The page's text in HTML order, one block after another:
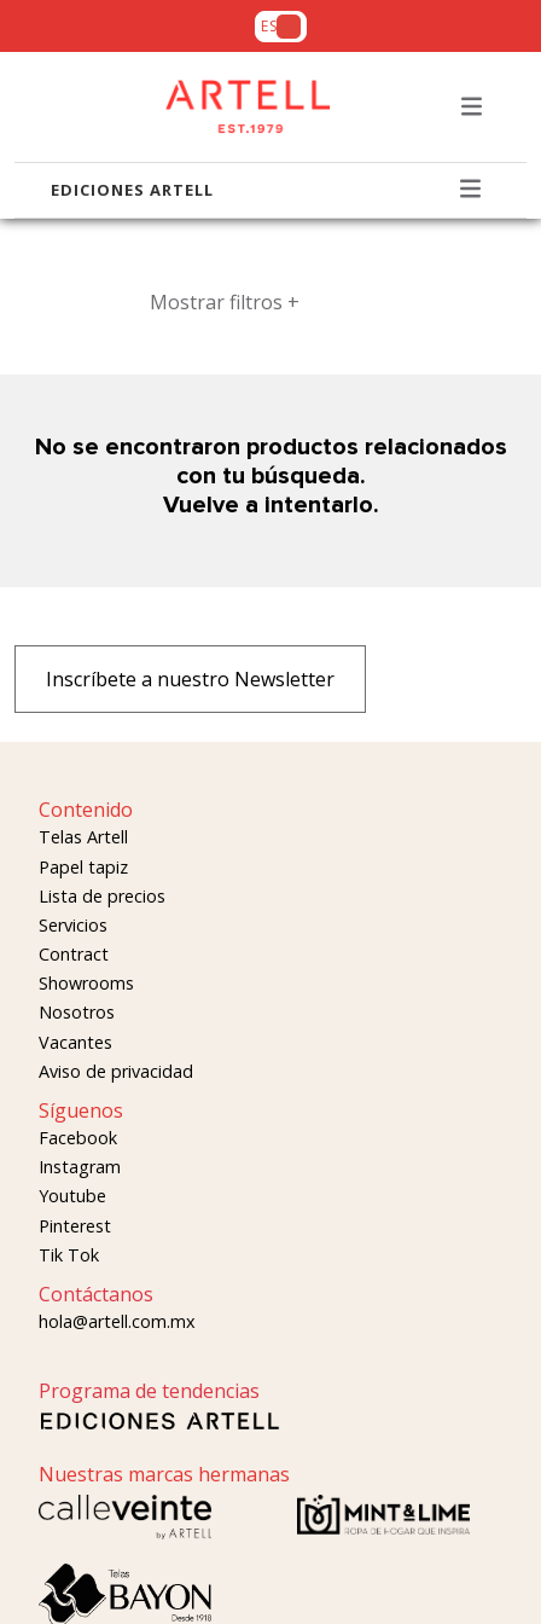
ES
EDICIONES ARTELL
Mostrar filtros +
No se encontraron productos relacionados
con tu búsqueda.
Vuelve a intentarlo.
Inscríbete a nuestro Newsletter
Contenido
Telas Artell
Papel tapiz
Lista de precios
Servicios
Contract
Showrooms
Nosotros
Vacantes
Aviso de privacidad
Síguenos
Facebook
Instagram
Youtube
Pinterest
Tik Tok
Contáctanos
hola@artell.com.mx
Programa de tendencias
Nuestras marcas hermanas